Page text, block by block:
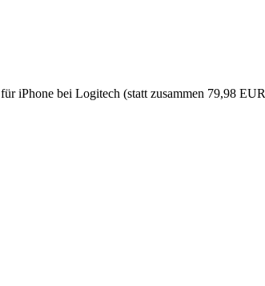
für iPhone bei Logitech (statt zusammen 79,98 EUR